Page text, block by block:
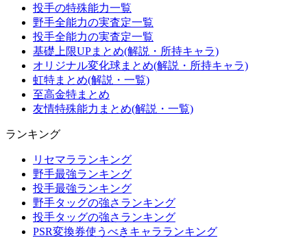
投手の特殊能力一覧
野手全能力の実査定一覧
投手全能力の実査定一覧
基礎上限UPまとめ(解説・所持キャラ)
オリジナル変化球まとめ(解説・所持キャラ)
虹特まとめ(解説・一覧)
至高金特まとめ
友情特殊能力まとめ(解説・一覧)
ランキング
リセマラランキング
野手最強ランキング
投手最強ランキング
野手タッグの強さランキング
投手タッグの強さランキング
PSR変換券使うべきキャラランキング